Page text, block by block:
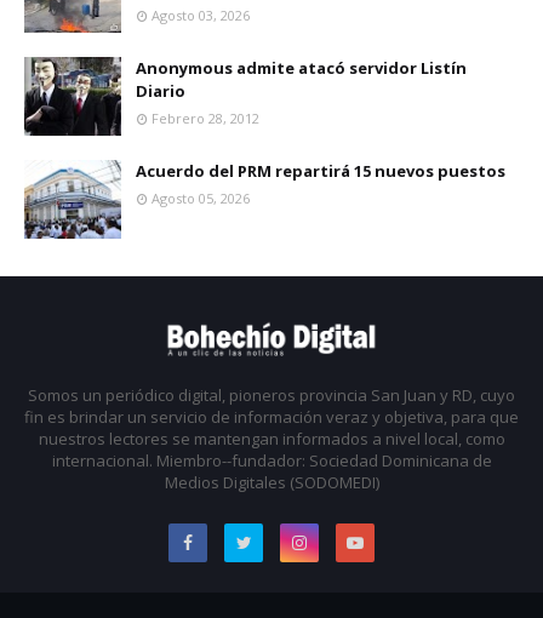
Agosto 03, 2026
Anonymous admite atacó servidor Listín
Diario
Febrero 28, 2012
Acuerdo del PRM repartirá 15 nuevos puestos
Agosto 05, 2026
Somos un periódico digital, pioneros provincia San Juan y RD, cuyo
fin es brindar un servicio de información veraz y objetiva, para que
nuestros lectores se mantengan informados a nivel local, como
internacional. Miembro--fundador: Sociedad Dominicana de
Medios Digitales (SODOMEDI)